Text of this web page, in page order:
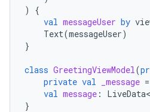
)
{
val messageUser by
Text(messageUser)
}
class GreetingViewModel(
private val _message =
val message :
}